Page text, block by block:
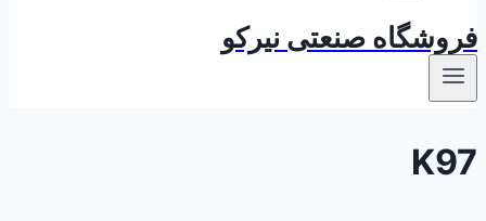
فروشگاه صنعتی نیرکو
K97